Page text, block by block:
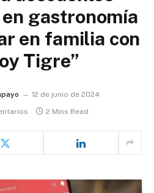
gastronomía
en familia con
Tigre”
12 de junio de 2024
2 Mins Read